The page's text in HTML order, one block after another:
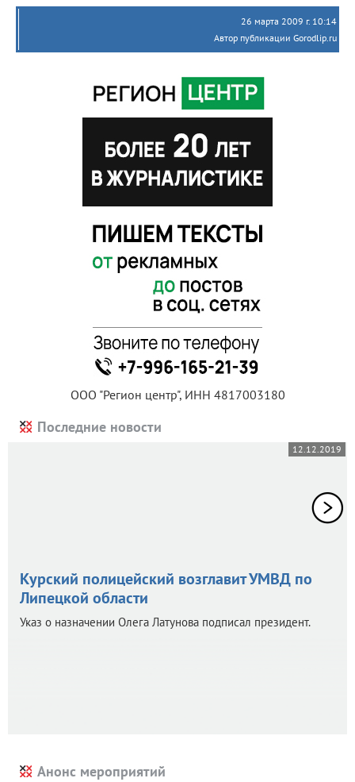
26 марта 2009 г. 10:14
Автор публикации Gorodlip.ru
ООО "Регион центр", ИНН 4817003180
Последние новости
12.12.2019
Курский полицейский возглавит УМВД по
Липецкой области
Указ о назначении Олега Латунова подписал президент.
Анонс мероприятий